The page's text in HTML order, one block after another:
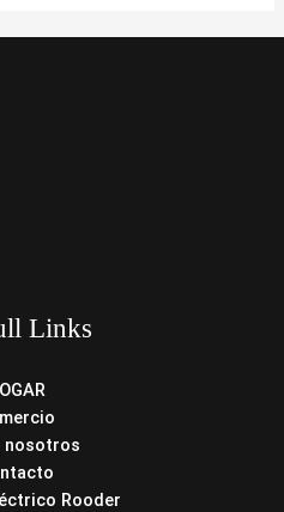
Links
nosotros
Rooder